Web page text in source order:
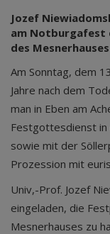
Jozef
am Notburgafest
des
Am Sonntag, dem
Jahre nach dem
man in Eben am
Festgottesdienst in
sowie mit der
Prozession mit
Univ,-Prof. Jozef
eingeladen, die
Mesnerhauses zu